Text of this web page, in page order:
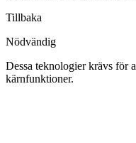
Tillbaka
Nödvändig
Dessa teknologier krävs för
kärnfunktioner.